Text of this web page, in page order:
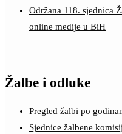
Održana 118. sjednica
online medije u BiH
Žalbe i odluke
Pregled žalbi po
Sjednice žalbene